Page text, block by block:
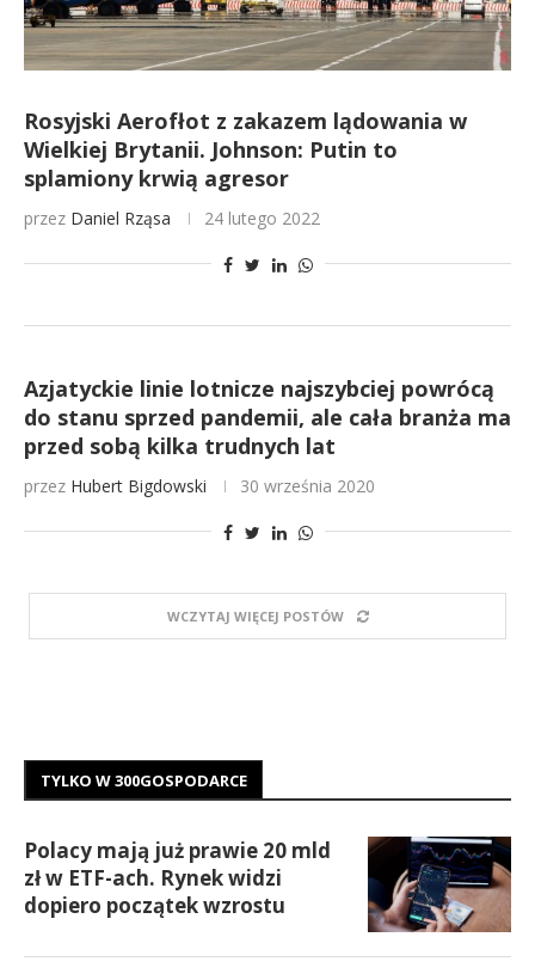
Rosyjski Aerofłot z zakazem lądowania w
Wielkiej Brytanii. Johnson: Putin to
splamiony krwią agresor
przez Daniel Rząsa 24 lutego 2022
Azjatyckie linie lotnicze najszybciej powrócą
do stanu sprzed pandemii, ale cała branża ma
przed sobą kilka trudnych lat
przez Hubert Bigdowski 30 września 2020
WCZYTAJ WIĘCEJ POSTÓW
TYLKO W 300GOSPODARCE
Polacy mają już prawie 20 mld
zł w ETF-ach. Rynek widzi
dopiero początek wzrostu